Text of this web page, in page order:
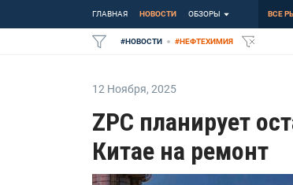
ГЛАВНАЯ НОВОСТИ ОБЗОРЫ ВСЕ
#НОВОСТИ #НЕФТЕХИМИЯ
12 Ноября, 2025
ZPC планирует
Китае на ремонт